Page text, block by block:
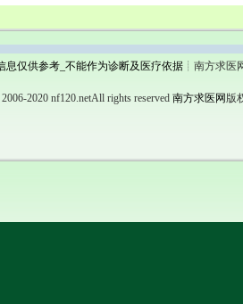
息仅供参考_不能作为诊断及医疗依据┊南方求医
2020 nf120.netAll rights reserved 南方求医网 版